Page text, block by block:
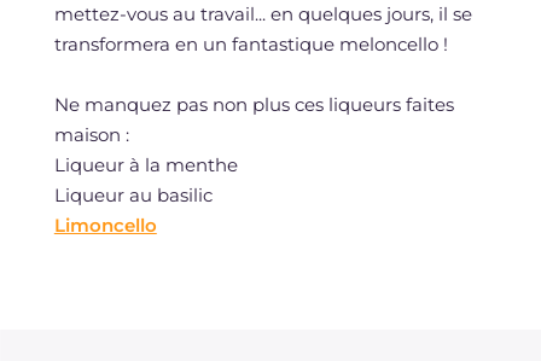
mettez-vous au travail... en quelques jours, il se
transformera en un fantastique meloncello !
Ne manquez pas non plus ces liqueurs faites
maison :
Liqueur à la menthe
Liqueur au basilic
Limoncello